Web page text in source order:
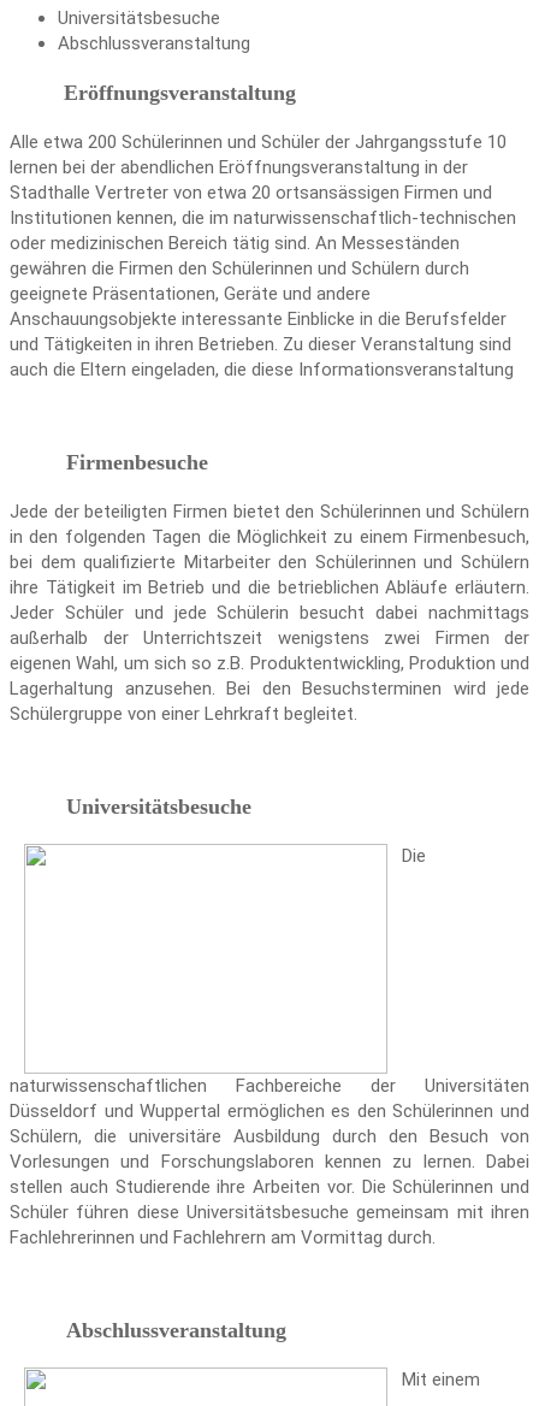
Universitätsbesuche
Abschlussveranstaltung
Eröffnungsveranstaltung
Alle etwa 200 Schülerinnen und Schüler der Jahrgangsstufe 10
lernen bei der abendlichen Eröffnungsveranstaltung in der
Stadthalle Vertreter von etwa 20 ortsansässigen Firmen und
Institutionen kennen, die im naturwissenschaftlich-technischen
oder medizinischen Bereich tätig sind. An Messeständen
gewähren die Firmen den Schülerinnen und Schülern durch
geeignete Präsentationen, Geräte und andere
Anschauungsobjekte interessante Einblicke in die Berufsfelder
und Tätigkeiten in ihren Betrieben. Zu dieser Veranstaltung sind
auch die Eltern eingeladen, die diese Informationsveranstaltung
Firmenbesuche
Jede der beteiligten Firmen bietet den Schülerinnen und Schülern
in den folgenden Tagen die Möglichkeit zu einem Firmenbesuch,
bei dem qualifizierte Mitarbeiter den Schülerinnen und Schülern
ihre Tätigkeit im Betrieb und die betrieblichen Abläufe erläutern.
Jeder Schüler und jede Schülerin besucht dabei nachmittags
außerhalb der Unterrichtszeit wenigstens zwei Firmen der
eigenen Wahl, um sich so z.B. Produktentwickling, Produktion und
Lagerhaltung anzusehen. Bei den Besuchsterminen wird jede
Schülergruppe von einer Lehrkraft begleitet.
Universitätsbesuche
Die
naturwissenschaftlichen Fachbereiche der Universitäten
Düsseldorf und Wuppertal ermöglichen es den Schülerinnen und
Schülern, die universitäre Ausbildung durch den Besuch von
Vorlesungen und Forschungslaboren kennen zu lernen. Dabei
stellen auch Studierende ihre Arbeiten vor. Die Schülerinnen und
Schüler führen diese Universitätsbesuche gemeinsam mit ihren
Fachlehrerinnen und Fachlehrern am Vormittag durch.
Abschlussveranstaltung
Mit einem